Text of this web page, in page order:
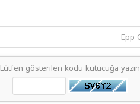
Lütfen gösterilen kodu kutucuğa yazın